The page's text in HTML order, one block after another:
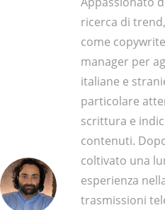
ricerca di
come
manager per
italiane e
particolare
scrittura e
contenuti.
coltivato una
esperienza
trasmissioni